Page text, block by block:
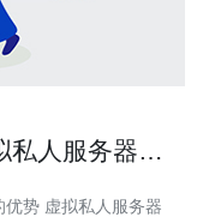
私人服务器的
务器